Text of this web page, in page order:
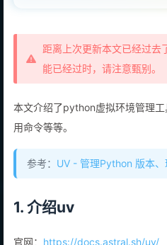
距离上次更新本文已经过
能已经过时，请注意甄别。
本文介绍了python虚拟环境管理
用命令等等。
参考： UV - 管理Python 版本
1. 介绍uv
官网： https://docs.astral.sh/uv/